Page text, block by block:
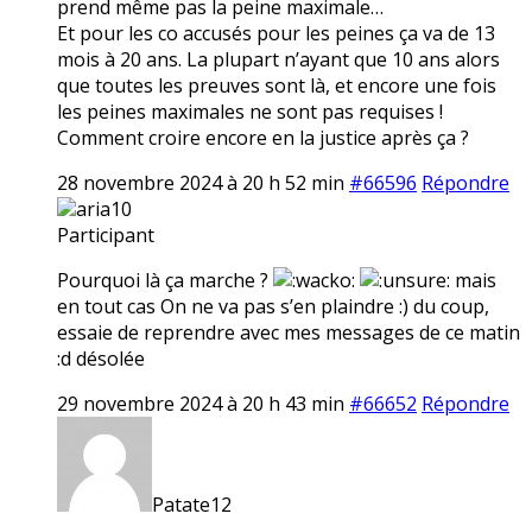
prend même pas la peine maximale…
Et pour les co accusés pour les peines ça va de 13
mois à 20 ans. La plupart n’ayant que 10 ans alors
que toutes les preuves sont là, et encore une fois
les peines maximales ne sont pas requises !
Comment croire encore en la justice après ça ?
28 novembre 2024 à 20 h 52 min #66596 Répondre
aria10
Participant
Pourquoi là ça marche ?
mais
en tout cas On ne va pas s’en plaindre :) du coup,
essaie de reprendre avec mes messages de ce matin
:d désolée
29 novembre 2024 à 20 h 43 min #66652 Répondre
Patate12